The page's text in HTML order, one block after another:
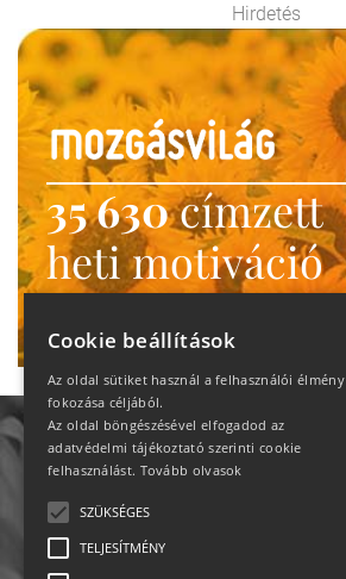
Hirdetés
35 630címzett
heti motiváció
Ne maradj le!
Cookie beállítások
Az oldal sütiket használ a felhasználói élmény
fokozása céljából.
Az oldal böngészésével elfogadod az
adatvédelmi tájékoztató szerinti cookie
felhasználást. Tovább olvasok
SZÜKSÉGES
TELJESÍTMÉNY